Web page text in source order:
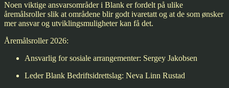
Noen viktige ansvarsområder i Blank er fordelt på ulike
åremålsroller slik at områdene blir godt ivaretatt og at de som ønsker
mer ansvar og utviklingsmuligheter kan få det.
Åremålsroller 2026:
Ansvarlig for sosiale arrangementer: Sergey Jakobsen
Leder Blank Bedriftsidrettslag: Neva Linn Rustad